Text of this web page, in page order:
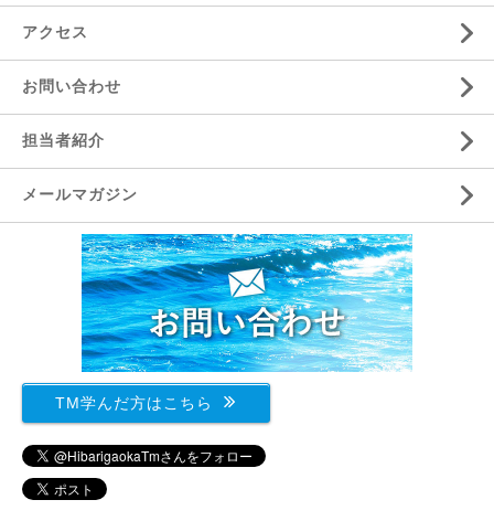
アクセス
お問い合わせ
担当者紹介
メールマガジン
TM学んだ方はこちら